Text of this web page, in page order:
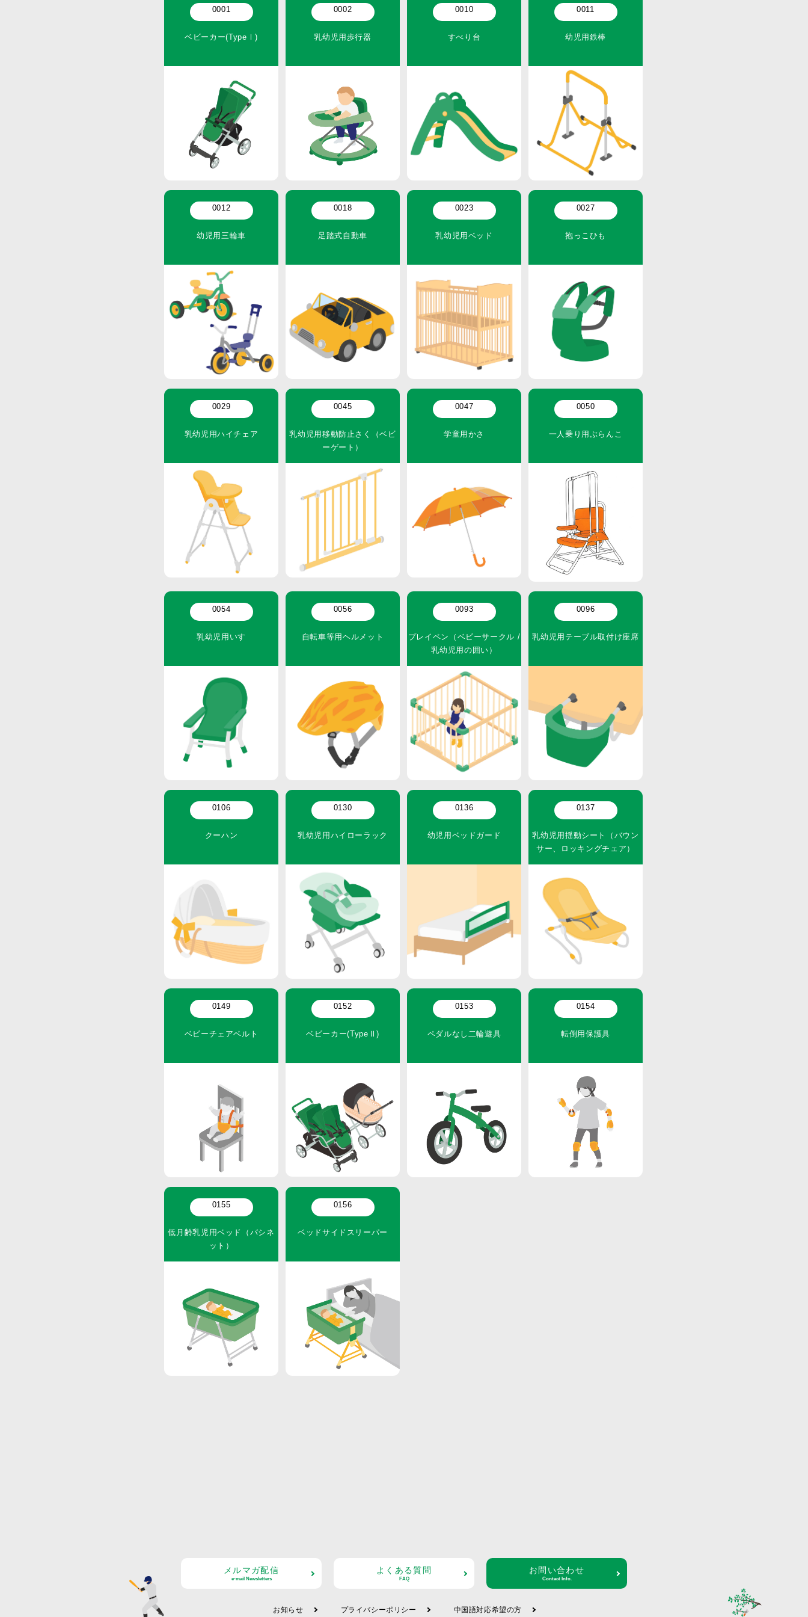
0001
ベビーカー(TypeⅠ)
0002
乳幼児用歩行器
0010
すべり台
0011
幼児用鉄棒
0012
幼児用三輪車
0018
足踏式自動車
0023
乳幼児用ベッド
0027
抱っこひも
0029
乳幼児用ハイチェア
0045
乳幼児用移動防止さく（ベビ
ーゲート）
0047
学童用かさ
0050
一人乗り用ぶらんこ
0054
乳幼児用いす
0056
自転車等用ヘルメット
0093
プレイペン（ベビーサークル /
乳幼児用の囲い）
0096
乳幼児用テーブル取付け座席
0106
クーハン
0130
乳幼児用ハイローラック
0136
幼児用ベッドガード
0137
乳幼児用揺動シート（バウン
サー、ロッキングチェア）
0149
ベビーチェアベルト
0152
ベビーカー(TypeⅡ)
0153
ペダルなし二輪遊具
0154
転倒用保護具
0155
低月齢乳児用ベッド（バシネ
ット）
0156
ベッドサイドスリーパー
メルマガ配信
e-mail Newsletters
よくある質問
FAQ
お問い合わせ
Contact Info.
お知らせ プライバシーポリシー 中国語対応希望の方